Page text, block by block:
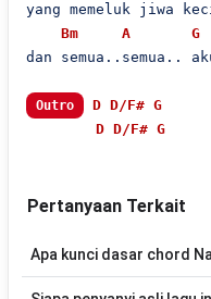
yang memeluk jiwa
Bm
A
G
dan semua..semua..
Outro D D/F# G
D D/F# G
Pertanyaan Terkait
Apa kunci dasar chord